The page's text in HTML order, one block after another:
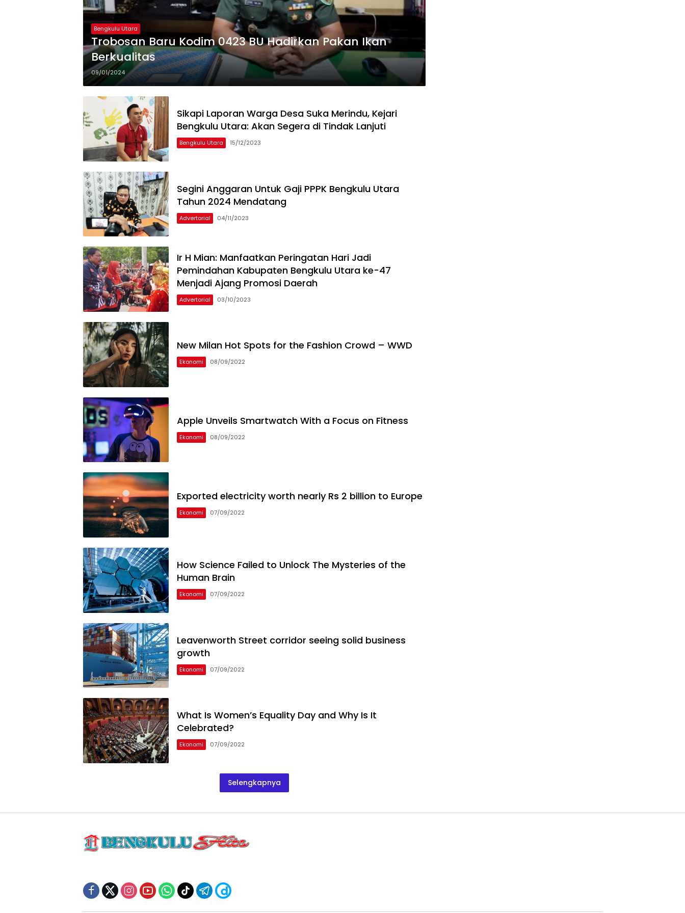
Bengkulu Utara
Trobosan Baru Kodim 0423 BU Hadirkan Pakan Ikan
Berkualitas
09/01/2024
Sikapi Laporan Warga Desa Suka Merindu, Kejari
Bengkulu Utara: Akan Segera di Tindak Lanjuti
Bengkulu Utara 15/12/2023
Segini Anggaran Untuk Gaji PPPK Bengkulu Utara
Tahun 2024 Mendatang
Advertorial 04/11/2023
Ir H Mian: Manfaatkan Peringatan Hari Jadi
Pemindahan Kabupaten Bengkulu Utara ke-47
Menjadi Ajang Promosi Daerah
Advertorial 03/10/2023
New Milan Hot Spots for the Fashion Crowd – WWD
Ekonomi 08/09/2022
Apple Unveils Smartwatch With a Focus on Fitness
Ekonomi 08/09/2022
Exported electricity worth nearly Rs 2 billion to Europe
Ekonomi 07/09/2022
How Science Failed to Unlock The Mysteries of the
Human Brain
Ekonomi 07/09/2022
Leavenworth Street corridor seeing solid business
growth
Ekonomi 07/09/2022
What Is Women’s Equality Day and Why Is It
Celebrated?
Ekonomi 07/09/2022
Selengkapnya